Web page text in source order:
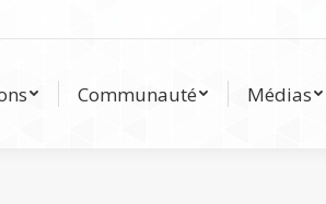
Communauté Médias
Communauté Médias